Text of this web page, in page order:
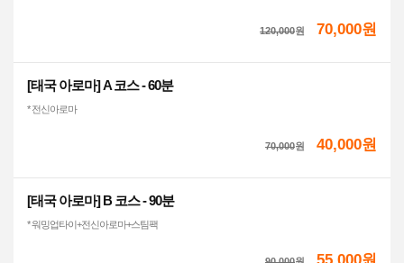
120,000원 70,000원
[태국 아로마] A 코스 - 60분
* 전신아로마
70,000원 40,000원
[태국 아로마] B 코스 - 90분
* 워밍업타이+전신아로마+스팀팩